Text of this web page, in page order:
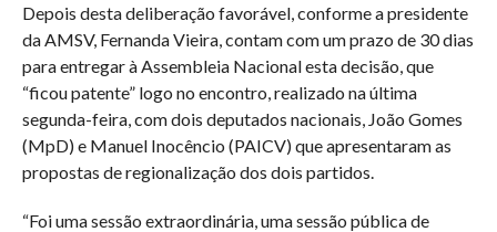
Depois desta deliberação favorável, conforme a presidente
da AMSV, Fernanda Vieira, contam com um prazo de 30 dias
para entregar à Assembleia Nacional esta decisão, que
“ficou patente” logo no encontro, realizado na última
segunda-feira, com dois deputados nacionais, João Gomes
(MpD) e Manuel Inocêncio (PAICV) que apresentaram as
propostas de regionalização dos dois partidos.
“Foi uma sessão extraordinária, uma sessão pública de